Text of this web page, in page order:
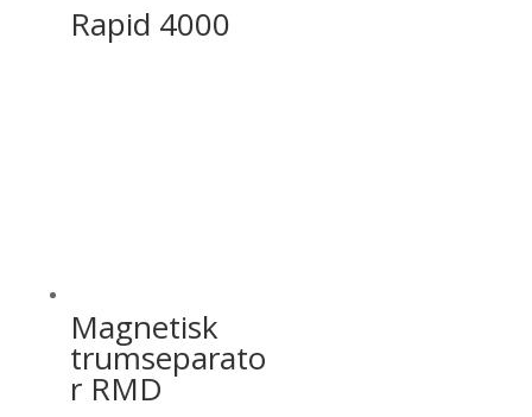
Rapid 4000
Magnetisk
trumseparato
r RMD